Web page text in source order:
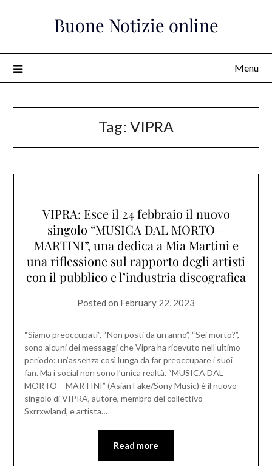
Buone Notizie online
Menu
Tag: VIPRA
VIPRA: Esce il 24 febbraio il nuovo
singolo “MUSICA DAL MORTO –
MARTINI”, una dedica a Mia Martini e
una riflessione sul rapporto degli artisti
con il pubblico e l’industria discografica
Posted on February 22, 2023
“Siamo preoccupati”, “Non posti da un anno”, “Sei morto?”,
sono alcuni dei messaggi che Vipra ha ricevuto nell’ultimo
periodo: un’assenza così lunga da far preoccupare i suoi
fan. Ma i social non sono l’unica realtà. “MUSICA DAL
MORTO – MARTINI” (Asian Fake/Sony Music) è il nuovo
singolo di VIPRA, autore, membro del collettivo
Sxrrxwland, e artista…
Read more